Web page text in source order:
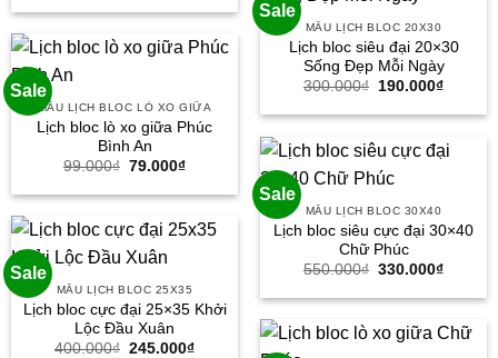
là:
tại
190.000₫.
Sale
MẪU LỊCH BLOC 20X30
Lịch bloc siêu đại 20×30
Sống Đẹp Mỗi Ngày
300.000₫
Giá
là:
190.000₫Giá
tại
Sale
MẪU LỊCH BLOC LÒ XO GIỮA
Lịch bloc lò xo giữa Phúc
Bình An
99.000₫ Giá
là:
79.000₫Giá
tại
79.000₫.
Sale
MẪU LỊCH BLOC 30X40
Lịch bloc siêu cực đại 30×40
Chữ Phúc
550.000₫ Giá
là:
330.000₫Giá
tại
Sale
MẪU LỊCH BLOC 25X35
Lịch bloc cực đại 25×35 Khởi
Lộc Đầu Xuân
400.000₫ Giá
245.000₫Giá